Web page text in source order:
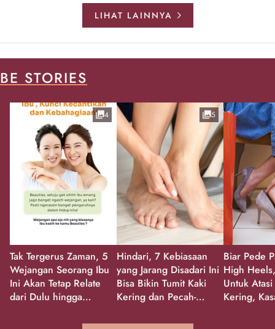
LIHAT LAINNYA
BE STORIES
Tak Tergerus Zaman, 5
Wejangan Seorang Ibu
Ini Akan Tetap Relate
dari Dulu hingga
4
Hindari, 7 Kebiasaan
yang Jarang Disadari Ini
Bisa Bikin Tumit Kaki
Kering dan Pecah-
5
Biar Pede
High
Untuk
Kering,